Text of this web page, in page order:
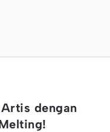
dengan